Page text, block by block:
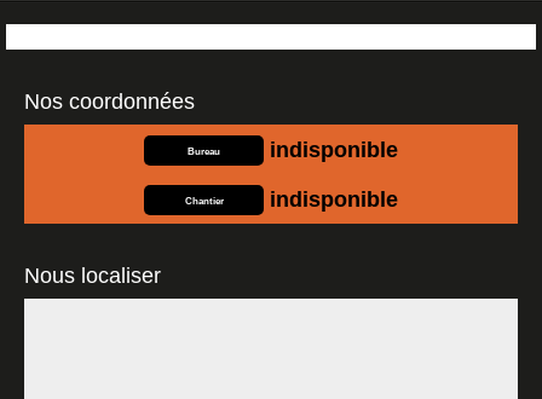
Nos coordonnées
Bureau indisponible
Chantier indisponible
Nous localiser